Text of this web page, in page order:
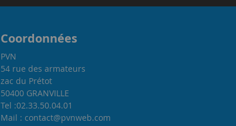
Coordonnées
PVN
54 rue des armateurs
zac du Prétot
50400 GRANVILLE
Tel :02.33.50.04.01
Mail : contact@pvnweb.com